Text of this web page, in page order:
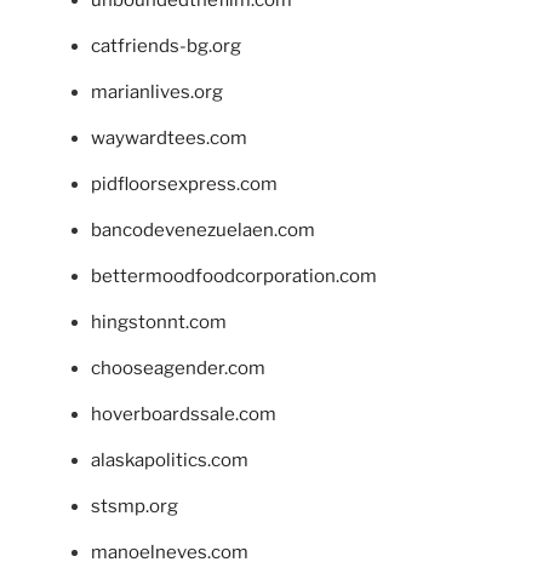
catfriends-bg.org
marianlives.org
waywardtees.com
pidfloorsexpress.com
bancodevenezuelaen.com
bettermoodfoodcorporation.com
hingstonnt.com
chooseagender.com
hoverboardssale.com
alaskapolitics.com
stsmp.org
manoelneves.com